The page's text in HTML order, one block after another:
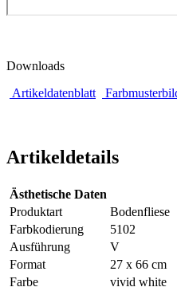
Downloads
Artikeldatenblatt
Artikeldetails
Ästhetische Daten
Produktart
Bodenfliese
Farbkodierung
5102
Ausführung
V
Format
27 x 66 cm
Farbe
vivid white